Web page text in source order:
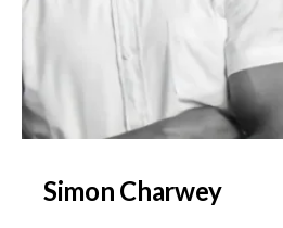
Simon Charwey